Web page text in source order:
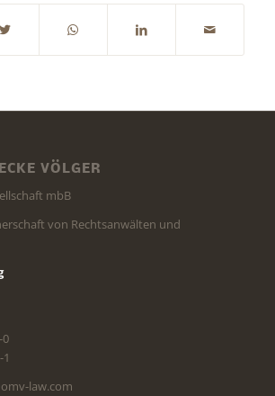
VÖLGER
mbB
von Rechtsanwälten und
law.com